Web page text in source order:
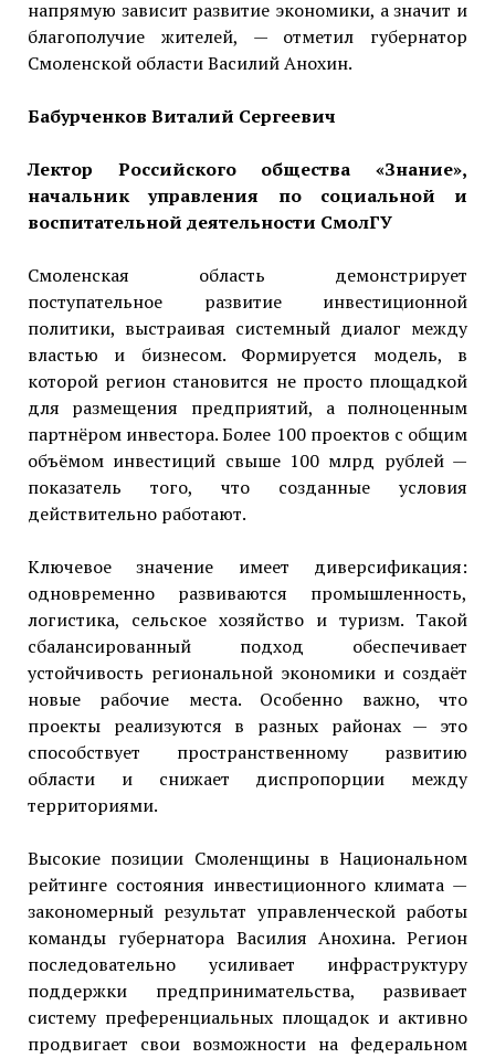
напрямую зависит развитие экономики, а значит и
благополучие жителей, — отметил губернатор
Смоленской области Василий Анохин.
Бабурченков Виталий Сергеевич
Лектор Российского общества «Знание»,
начальник управления по социальной и
воспитательной деятельности СмолГУ
Смоленская область демонстрирует
поступательное развитие инвестиционной
политики, выстраивая системный диалог между
властью и бизнесом. Формируется модель, в
которой регион становится не просто площадкой
для размещения предприятий, а полноценным
партнёром инвестора. Более 100 проектов с общим
объёмом инвестиций свыше 100 млрд рублей —
показатель того, что созданные условия
действительно работают.
Ключевое значение имеет диверсификация:
одновременно развиваются промышленность,
логистика, сельское хозяйство и туризм. Такой
сбалансированный подход обеспечивает
устойчивость региональной экономики и создаёт
новые рабочие места. Особенно важно, что
проекты реализуются в разных районах — это
способствует пространственному развитию
области и снижает диспропорции между
территориями.
Высокие позиции Смоленщины в Национальном
рейтинге состояния инвестиционного климата —
закономерный результат управленческой работы
команды губернатора Василия Анохина. Регион
последовательно усиливает инфраструктуру
поддержки предпринимательства, развивает
систему преференциальных площадок и активно
продвигает свои возможности на федеральном